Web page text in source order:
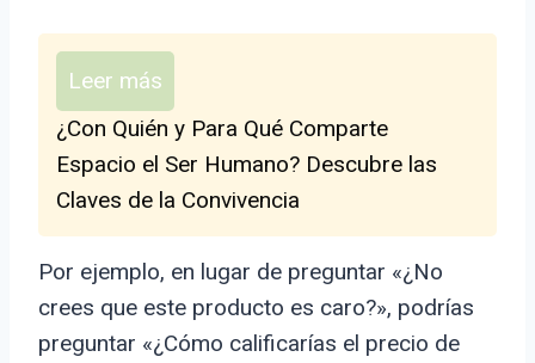
Leer más
¿Con Quién y Para Qué Comparte
Espacio el Ser Humano? Descubre las
Claves de la Convivencia
Por ejemplo, en lugar de preguntar «¿No
crees que este producto es caro?», podrías
preguntar «¿Cómo calificarías el precio de